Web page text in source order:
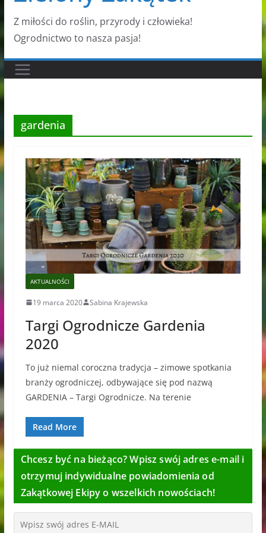
Z miłości do roślin, przyrody i człowieka!
Ogrodnictwo to nasza pasja!
gardenia
AKTUALNOŚCI
19 marca 2020 Sabina Krajewska
Targi Ogrodnicze Gardenia
2020
To już niemal coroczna tradycja – zimowe spotkania
branży ogrodniczej, odbywające się pod nazwą
GARDENIA – Targi Ogrodnicze. Na terenie
Read More
Chcesz być na bieżąco? Wpisz swój adres e-mail i
otrzymuj indywidualne powiadomienia od
Zakątkowej Ekipy o wszelkich nowościach!